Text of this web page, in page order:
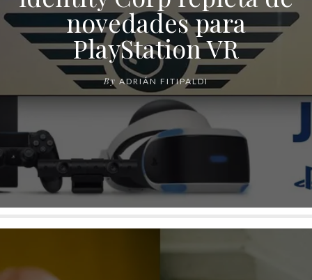
novedades para
PlayStation VR
By ADRIÁN FITIPALDI